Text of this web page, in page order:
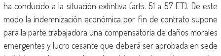
ha conducido a la situación extintiva (arts. 51 a 57 ET). De este
modo la indemnización económica por fin de contrato supone
para la parte trabajadora una compensatoria de daños morales
emergentes y lucro cesante que deberá ser aprobada en sede